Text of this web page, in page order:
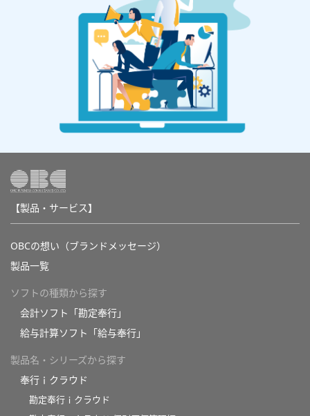
【製品・サービス】
OBCの想い（ブランドメッセージ）
製品一覧
ソフトの種類から探す
会計ソフト「勘定奉行」
給与計算ソフト「給与奉行」
製品名・シリーズから探す
奉行ｉクラウド
勘定奉行ｉクラウド